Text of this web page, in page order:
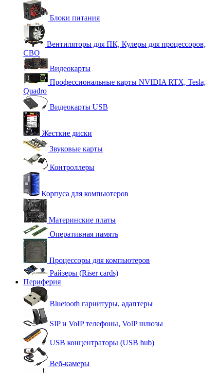
Блоки питания
Вентиляторы для ПК, Кулеры для процессоров,
СВО
Видеокарты
Профессиональные карты NVIDIA RTX, Tesla,
Quadro
Видеокарты USB
Жесткие диски
Звуковые карты
Контроллеры
Корпуса для компьютеров
Материнские платы
Оперативная память
Процессоры для компьютеров
Райзеры (Riser cards)
Периферия
Bluetooth гарнитуры, адаптеры
SIP и VoIP телефоны, VoIP шлюзы
USB концентраторы (USB hub)
Веб-камеры